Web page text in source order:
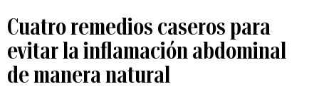
Cuatro remedios caseros para
evitar la inflamación abdominal
de manera natural